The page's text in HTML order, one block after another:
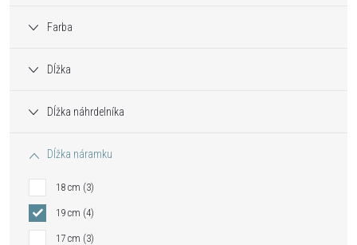
Farba
Dĺžka
Dĺžka náhrdelníka
Dĺžka náramku
18 cm 3
19 cm 4
17 cm 3